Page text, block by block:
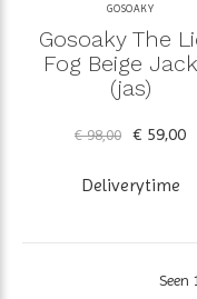
GOSOAKY
Gosoaky The
Fog Beige
(jas)
€ 98,00 € 59,00
Deliverytime